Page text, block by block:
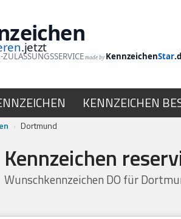
.jetzt
ZULASSUNGSSERVICE made by KennzeichenStar
KENNZEICHEN
› Dortmund
Kennzeichen
Wunschkennzeichen DO für